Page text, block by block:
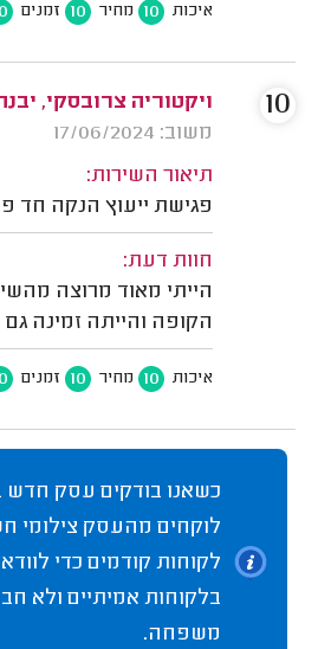
איכות 10 מחיר 10 זמנים
ויקטוריה צרובסקי,
משוב: 17/06/2024
תיאור השירות:
פגישת ייעוץ הנקה חד
חוות דעת:
הייתי מאוד מרוצה
הקופה והייתה זמינה גם
איכות 10 מחיר 10 זמנים
10
כשאנו בודקים עסק חדש
לוקחים מהעסק צילומי
לקוחות קודמים כדי
בלקוחות אמיתיים ולא
משפחה.